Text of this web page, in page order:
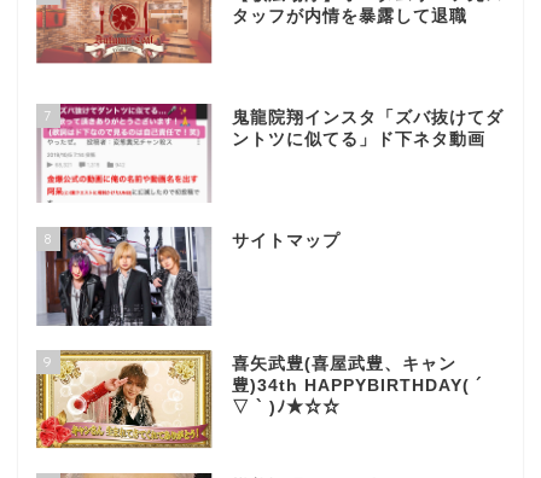
タッフが内情を暴露して退職
7
鬼龍院翔インスタ「ズバ抜けてダ
ントツに似てる」ド下ネタ動画
8 サイトマップ
9
喜矢武豊(喜屋武豊、キャン
豊)34th HAPPYBIRTHDAY( ´
▽ ` )ﾉ★☆☆